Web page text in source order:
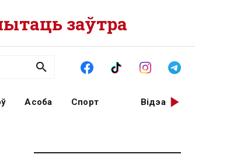
заўтра
Асоба Спорт Відэа